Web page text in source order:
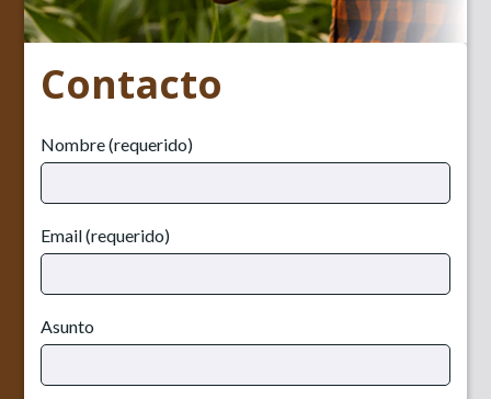
Contacto
Nombre (requerido)
Email (requerido)
Asunto